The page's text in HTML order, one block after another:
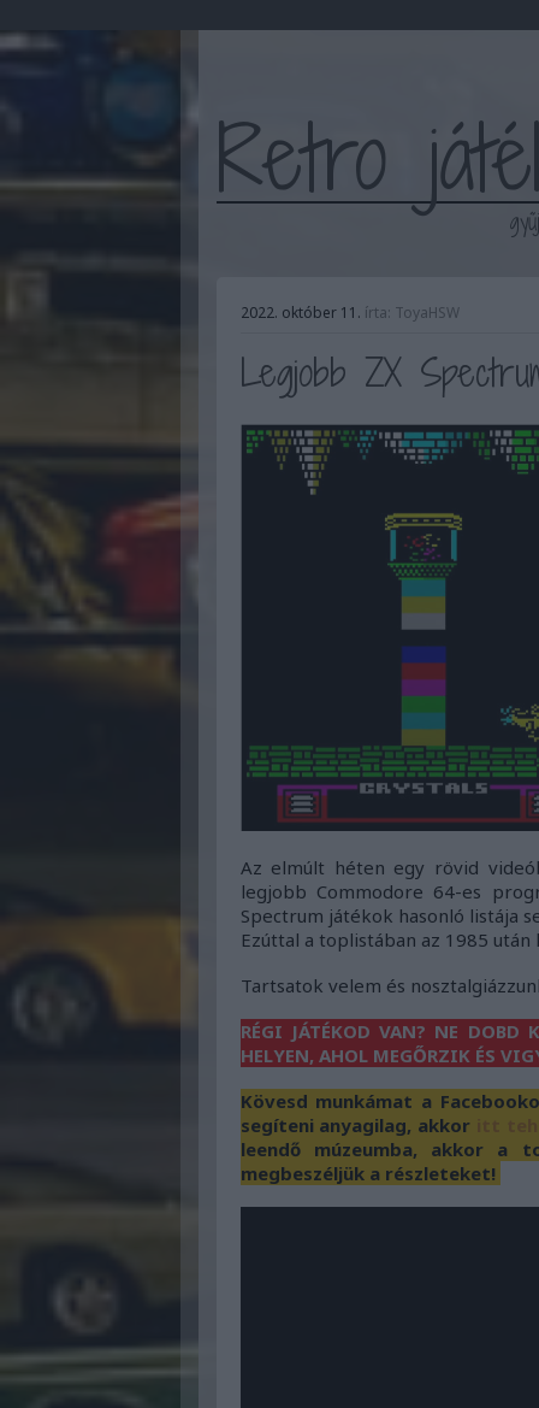
Retro
2022. október 11. írta: ToyaHSW
Legjobb ZX
Az elmúlt héten egy rövid
legjobb Commodore 64-es
Spectrum játékok hasonló listája
Ezúttal a toplistában az 1985
Tartsatok velem és
RÉGI JÁTÉKOD VAN? NE DOBD
HELYEN, AHOL MEGŐRZIK ÉS
Kövesd munkámat a
segíteni anyagilag, akkor
leendő múzeumba, akkor a
megbeszéljük a részleteket!